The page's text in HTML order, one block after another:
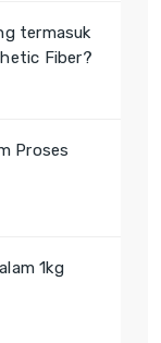
termasuk
Fiber?
Proses
1kg